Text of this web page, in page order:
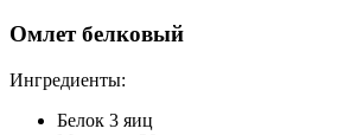
Омлет белковый
Ингредиенты:
Белок 3 яиц